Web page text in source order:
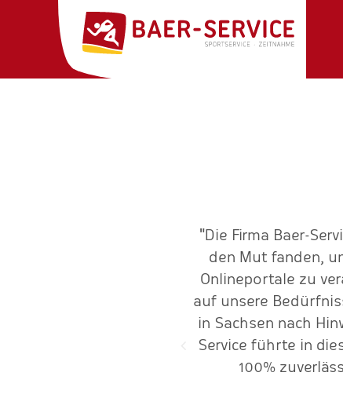
"Die Firma Baer-
den Mut fanden,
Onlineportale zu
auf unsere
in Sachsen nach
Service führte in
100%